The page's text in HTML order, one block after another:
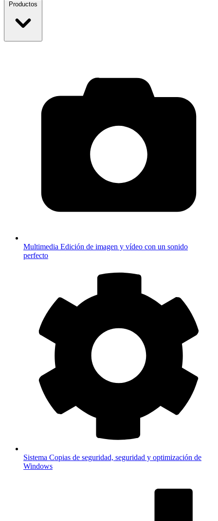
Productos
Multimedia Edición de imagen y vídeo con un sonido
perfecto
Sistema Copias de seguridad, seguridad y optimización de
Windows